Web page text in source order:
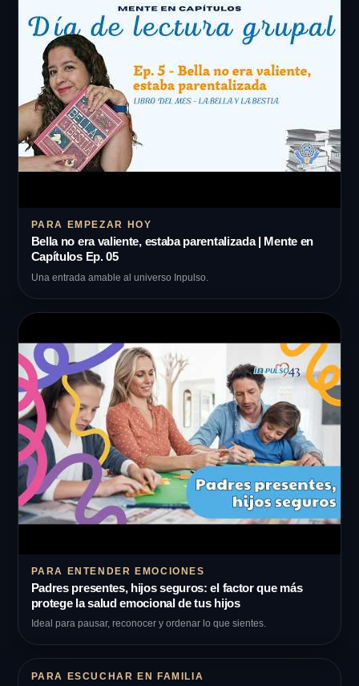
PARA EMPEZAR HOY
Bella no era valiente, estaba parentalizada | Mente en
Capítulos Ep. 05
Una entrada amable al universo Inpulso.
PARA ENTENDER EMOCIONES
Padres presentes, hijos seguros: el factor que más
protege la salud emocional de tus hijos
Ideal para pausar, reconocer y ordenar lo que sientes.
PARA ESCUCHAR EN FAMILIA